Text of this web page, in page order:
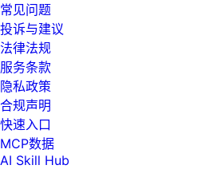
常见问题
投诉与建议
法律法规
服务条款
隐私政策
合规声明
快速入口
MCP数据
AI Skill Hub